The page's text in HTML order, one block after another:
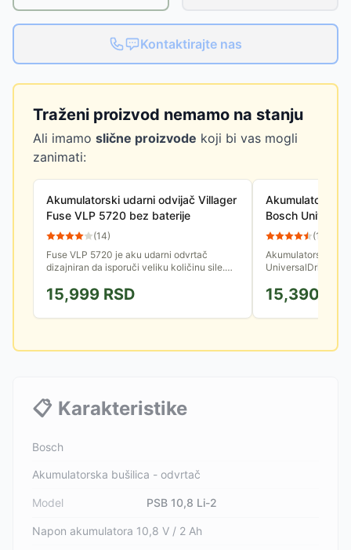
Kontaktirajte nas
Traženi proizvod nemamo na stanju
Ali imamo slične proizvode koji bi vas mogli
zanimati:
Akumulatorski udarni odvijač Villager
Fuse VLP 5720 bez baterije
(14)
Fuse VLP 5720 je aku udarni odvrtač
dizajniran da isporuči veliku količinu sile.
tastera za biranje. Isporučuje...
15,999 RSD
Akumulatorska
Bosch
(11
Akumulatorska
UniversalDrill 18
baterijom od 18V i
15,390
📋 Karakteristike
Bosch
Akumulatorska bušilica - odvrtač
Model PSB 10,8 Li-2
Napon akumulatora 10,8 V / 2 Ah